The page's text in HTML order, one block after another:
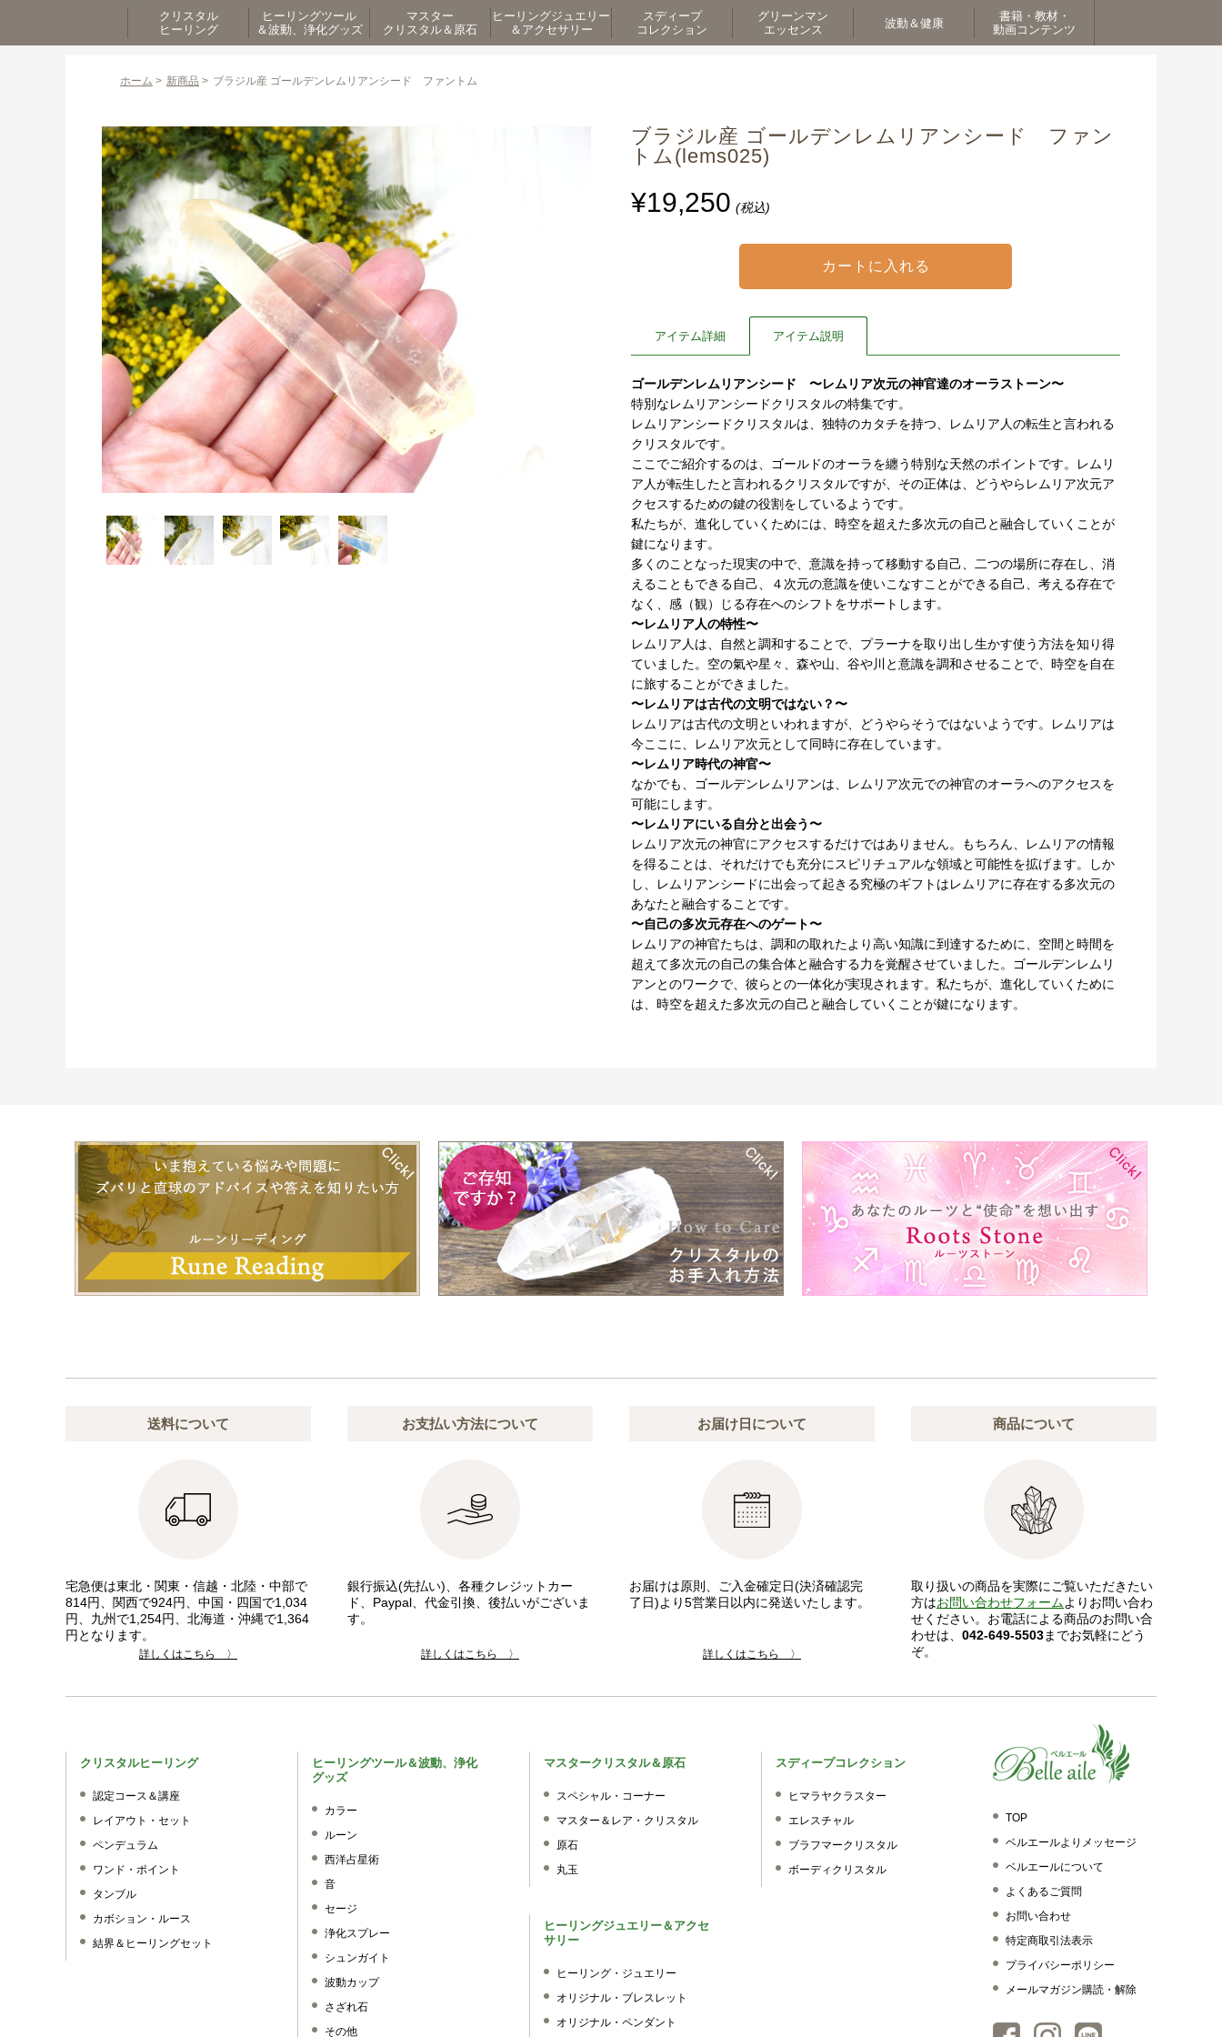
クリスタル
ヒーリング
ヒーリングツール
＆波動、浄化グッズ
マスター
クリスタル＆原石
ヒーリングジュエリー
＆アクセサリー
スディープ
コレクション
グリーンマン
エッセンス
波動＆健康
書籍・教材・
動画コンテンツ
ホーム > 新商品 > ブラジル産 ゴールデンレムリアンシード ファントム
ブラジル産 ゴールデンレムリアンシード ファン
トム(lems025)
¥19,250 (税込)
アイテム詳細 アイテム説明
ゴールデンレムリアンシード 〜レムリア次元の神官達のオーラストーン〜
特別なレムリアンシードクリスタルの特集です。
レムリアンシードクリスタルは、独特のカタチを持つ、レムリア人の転生と言われる
クリスタルです。
ここでご紹介するのは、ゴールドのオーラを纏う特別な天然のポイントです。レムリ
ア人が転生したと言われるクリスタルですが、その正体は、どうやらレムリア次元ア
クセスするための鍵の役割をしているようです。
私たちが、進化していくためには、時空を超えた多次元の自己と融合していくことが
鍵になります。
多くのことなった現実の中で、意識を持って移動する自己、二つの場所に存在し、消
えることもできる自己、４次元の意識を使いこなすことができる自己、考える存在で
なく、感（観）じる存在へのシフトをサポートします。
〜レムリア人の特性〜
レムリア人は、自然と調和することで、プラーナを取り出し生かす使う方法を知り得
ていました。空の氣や星々、森や山、谷や川と意識を調和させることで、時空を自在
に旅することができました。
〜レムリアは古代の文明ではない？〜
レムリアは古代の文明といわれますが、どうやらそうではないようです。レムリアは
今ここに、レムリア次元として同時に存在しています。
〜レムリア時代の神官〜
なかでも、ゴールデンレムリアンは、レムリア次元での神官のオーラへのアクセスを
可能にします。
〜レムリアにいる自分と出会う〜
レムリア次元の神官にアクセスするだけではありません。もちろん、レムリアの情報
を得ることは、それだけでも充分にスピリチュアルな領域と可能性を拡げます。しか
し、レムリアンシードに出会って起きる究極のギフトはレムリアに存在する多次元の
あなたと融合することです。
〜自己の多次元存在へのゲート〜
レムリアの神官たちは、調和の取れたより高い知識に到達するために、空間と時間を
超えて多次元の自己の集合体と融合する力を覚醒させていました。ゴールデンレムリ
アンとのワークで、彼らとの一体化が実現されます。私たちが、進化していくために
は、時空を超えた多次元の自己と融合していくことが鍵になります。
送料について
宅急便は東北・関東・信越・北陸・中部で
814円、関西で924円、中国・四国で1,034
円、九州で1,254円、北海道・沖縄で1,364
円となります。
詳しくはこちら 〉
お支払い方法について
銀行振込(先払い)、各種クレジットカー
ド、Paypal、代金引換、後払いがございま
す。
詳しくはこちら 〉
お届け日について
お届けは原則、ご入金確定日(決済確認完
了日)より5営業日以内に発送いたします。
詳しくはこちら 〉
商品について
取り扱いの商品を実際にご覧いただきたい
方はお問い合わせフォームよりお問い合わ
せください。お電話による商品のお問い合
わせは、 042-649-5503までお気軽にどう
ぞ。
TOP
ベルエールよりメッセージ
ベルエールについて
よくあるご質問
お問い合わせ
特定商取引法表示
プライバシーポリシー
メールマガジン購読・解除
クリスタルヒーリング
認定コース＆講座
レイアウト・セット
ペンデュラム
ワンド・ポイント
タンブル
カボション・ルース
結界＆ヒーリングセット
ヒーリングツール＆波動、浄化
グッズ
カラー
ルーン
西洋占星術
音
セージ
浄化スプレー
シュンガイト
波動カップ
さざれ石
その他
マスタークリスタル＆原石
スペシャル・コーナー
マスター＆レア・クリスタル
原石
丸玉
ヒーリングジュエリー＆アクセ
サリー
ヒーリング・ジュエリー
オリジナル・ブレスレット
オリジナル・ペンダント
スディープコレクション
ヒマラヤクラスター
エレスチャル
ブラフマークリスタル
ボーディクリスタル